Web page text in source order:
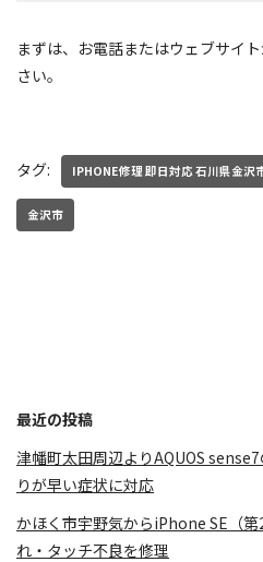
まずは、お電話またはウェブサイ
さい。
タグ: IPHONE修理 即日対応 石川県金
金沢市
最近の投稿
津幡町太田周辺よりAQUOS
りが早い症状に対応
かほく市宇野気からiPhone SE（
れ・タッチ不良を修理